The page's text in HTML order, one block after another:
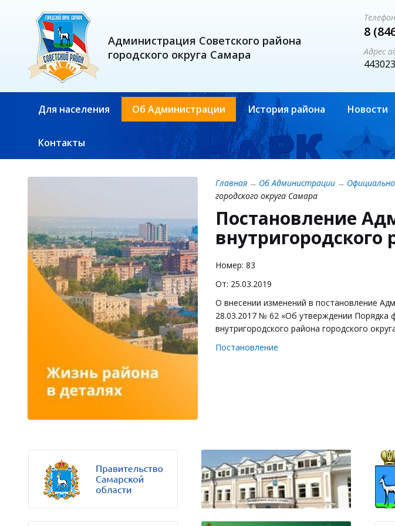
Администрация Советского района
городского округа Самара
8
Адрес
Для населения Об Администрации История района Новости
Контакты
Главная → Об Администрации →
городского округа Самара
Постановление
внутригородского
Номер: 83
От: 25.03.2019
О внесении изменений в постановление
28.03.2017 № 62 «Об утверждении Порядка
внутригородского района городского
Постановление